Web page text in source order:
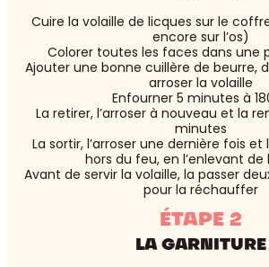
Cuire la volaille de licques sur le
encore sur l’os)
Colorer toutes les faces dans une
Ajouter une bonne cuillère de beurre,
arroser la volaille
Enfourner 5 minutes à
La retirer, l’arroser à nouveau et la
minutes
La sortir, l’arroser une dernière fois et
hors du feu, en l’enlevant de
Avant de servir la volaille, la passer
pour la réchauffer
ÉTAPE 2
LA GARNITURE